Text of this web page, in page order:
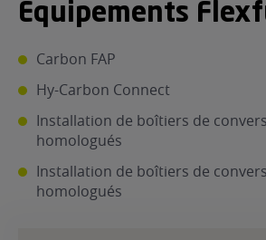
?
?
de mon
Equipements
Carbon FAP
Hy-Carbon Connect
Installation de boîtiers de
homologués
Installation de boîtiers de
homologués